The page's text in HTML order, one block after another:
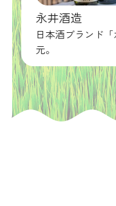
永井酒造
日本酒ブランド
元。